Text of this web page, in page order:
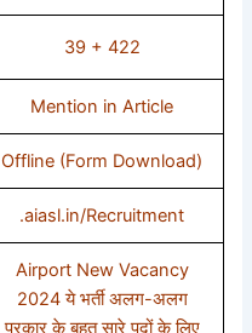
39 + 422
Mention in Article
Offline (Form Download)
.aiasl.in/Recruitment
Airport New Vacancy
2024 ये भर्ती अलग-अलग
प्रकार के बहुत सारे पदों के लिए